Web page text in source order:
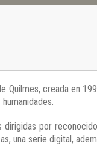
Cuadernos universitarios
Derechos humanos
Ediciones especiales
Géneros
Quilmes, creada en
por
una serie digital,